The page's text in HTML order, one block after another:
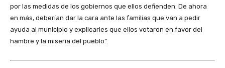
por las medidas de los gobiernos que ellos defienden. De ahora
en más, deberían dar la cara ante las familias que van a pedir
ayuda al municipio y explicarles que ellos votaron en favor del
hambre y la miseria del pueblo”.